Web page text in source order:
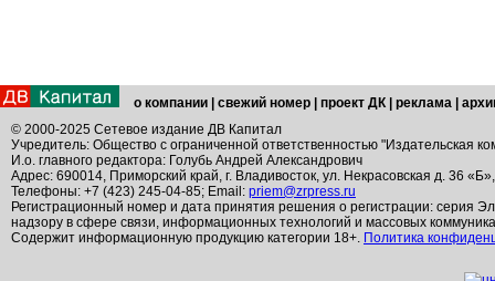
о компании свежий номер проект ДК реклама
© 2000-2025 Сетевое издание ДВ Капитал
Учредитель: Общество с ограниченной ответственностью "Издательская
И.о. главного редактора: Голубь Андрей Александрович
Адрес: 690014, Приморский край, г. Владивосток, ул. Некрасовская д. 36
Телефоны: +7 (423) 245-04-85; Email: priem@zrpress.ru
Регистрационный номер и дата принятия решения о регистрации: серия
надзору в сфере связи, информационных технологий и массовых
Содержит информационную продукцию категории 18+. Политика